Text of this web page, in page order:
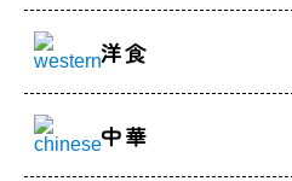
洋食
中華